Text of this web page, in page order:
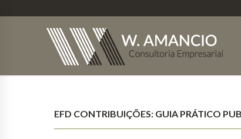
EFD CONTRIBUIÇÕES: GUIA PRÁTICO